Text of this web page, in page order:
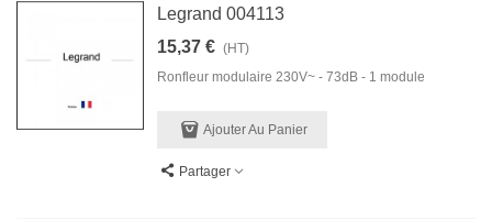
Legrand 004113
15,37 € (HT)
Ronfleur modulaire 230V~ - 73dB - 1 module
Ajouter Au Panier
Partager